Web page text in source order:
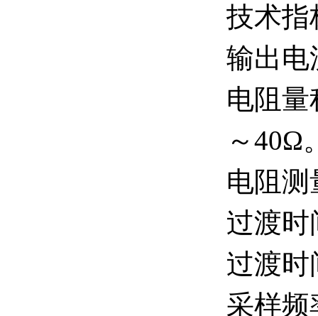
技术指
输出电
电阻量
～40Ω
电阻测
过渡时
过渡时
采样频